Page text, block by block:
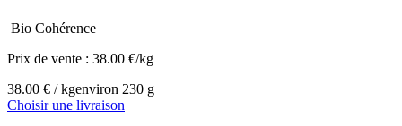
Bio Cohérence
Prix de vente : 38.00 €/kg
38.00 € / kgenviron 230 g
Choisir une livraison